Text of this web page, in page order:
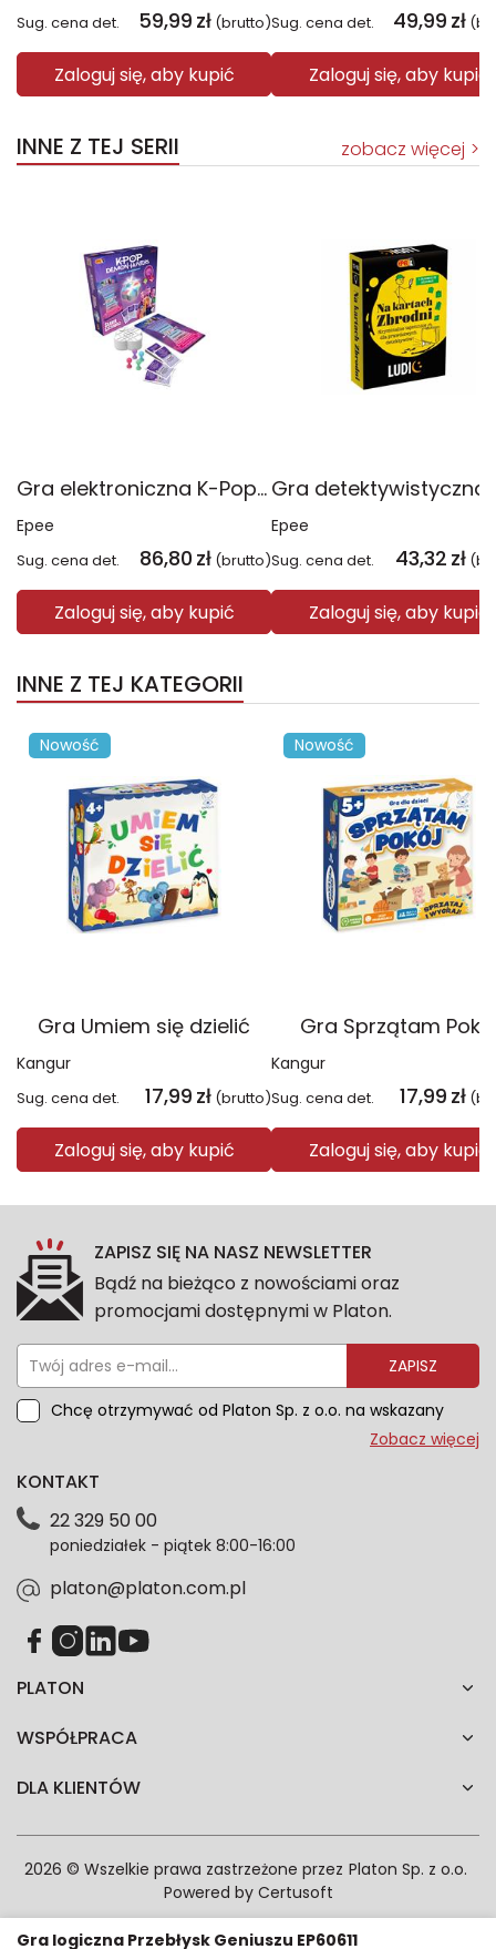
Sug. cena det. 59,99 zł (brutto)
Zaloguj się, aby kupić
Sug. cena det. 49,99 zł
Zaloguj się, aby kupić
INNE Z TEJ SERII zobacz więcej
Gra elektroniczna K-Pop Demon Hunters Skaner Szczerości EP60739
Epee
Sug. cena det. 86,80 zł (brutto)
Zaloguj się, aby kupić
Epee
Sug. cena det. 43,32 zł
Zaloguj się, aby kupić
INNE Z TEJ KATEGORII
Nowość
Gra Umiem się dzielić
Kangur
Sug. cena det. 17,99 zł (brutto)
Zaloguj się, aby kupić
Nowość
Gra Sprzątam
Kangur
Sug. cena det. 17,99 zł
Zaloguj się, aby kupić
Gra logiczna Przebłysk Geniuszu EP60611
ZAPISZ SIĘ NA NASZ NEWSLETTER
Bądź na bieżąco z nowościami oraz
promocjami dostępnymi w Platon.
ZAPISZ
Chcę otrzymywać od Platon Sp. z o.o. na wskazany
przeze mnie adres e-mail informacje marketingowe
dotyczące danych osobowych znajdziesz w naszej
każdym czasie. Wycofanie zgody nie wpłynie na
zgodność z prawem przetwarzania dokonanego przed
Zobacz więcej
PLATON
WSPÓŁPRACA
DLA KLIENTÓW
KONTAKT
22 329 50 00
poniedziałek - piątek 8:00-16:00
platon@platon.com.pl
2026 © Wszelkie prawa zastrzeżone przez Platon Sp. z o.o.
Powered by Certusoft